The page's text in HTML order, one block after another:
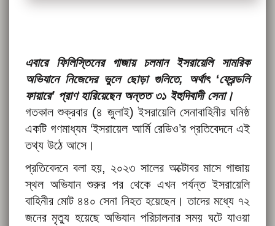
এবারে ফিলিস্তিনের গাজায় চলমান ইসরায়েলি সামরিক
অভিযানে নিজেদের ভুলে ছোড়া গুলিতে, অর্থাৎ ‘ফ্রেন্ডলি
ফায়ারে’ প্রাণ হারিয়েছেন অন্তত ৩১ ইহুদিবাদী সেনা।
গতকাল শুক্রবার (৪ জুলাই) ইসরায়েলি সেনাবাহিনীর ঘনিষ্ঠ
একটি গণমাধ্যম ‘ইসরায়েল আর্মি রেডিও’র প্রতিবেদনে এই
তথ্য উঠে আসে।
প্রতিবেদনে বলা হয়, ২০২৩ সালের অক্টোবর মাসে গাজায়
স্থল অভিযান শুরুর পর থেকে এখন পর্যন্ত ইসরায়েলি
বাহিনীর মোট ৪৪০ সেনা নিহত হয়েছেন। তাদের মধ্যে ৭২
জনের মৃত্যু হয়েছে অভিযান পরিচালনার সময় ঘটে যাওয়া